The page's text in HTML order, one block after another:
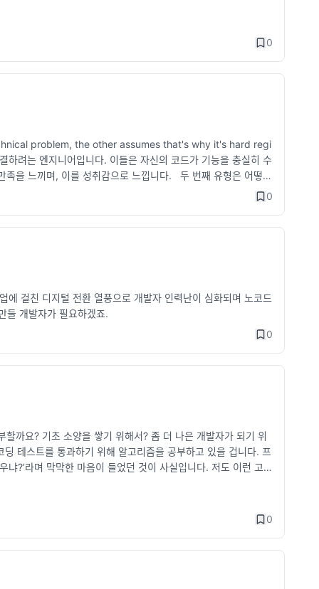
0
problem, the other assumes that's why it's hard regi
려는 엔지니어입니다. 이들은 자신의 코드가 기능을 충실히 수
족을 느끼며, 이를 성취감으로 느낍니다. 두 번째 유형은 어떻게
작성한 코드가 어떤 영향을 미치는지에 대해 깊이 있는 이해를
를 발견하고 수정하는 데 능숙합니다. 그러나 가장 좋은 소프
서 잘 작동하면서도 성능이 뛰어나며, 이해하기 쉽고 확장하기
0
걸친 디지털 전환 열풍으로 개발자 인력난이 심화되며 노코드
개발자가 필요하겠죠.
0
까요? 기초 소양을 쌓기 위해서? 좀 더 나은 개발자가 되기 위
테스트를 통과하기 위해 알고리즘을 공부하고 있을 겁니다. 프
?’라며 막막한 마음이 들었던 것이 사실입니다. 저도 이런 고민
0